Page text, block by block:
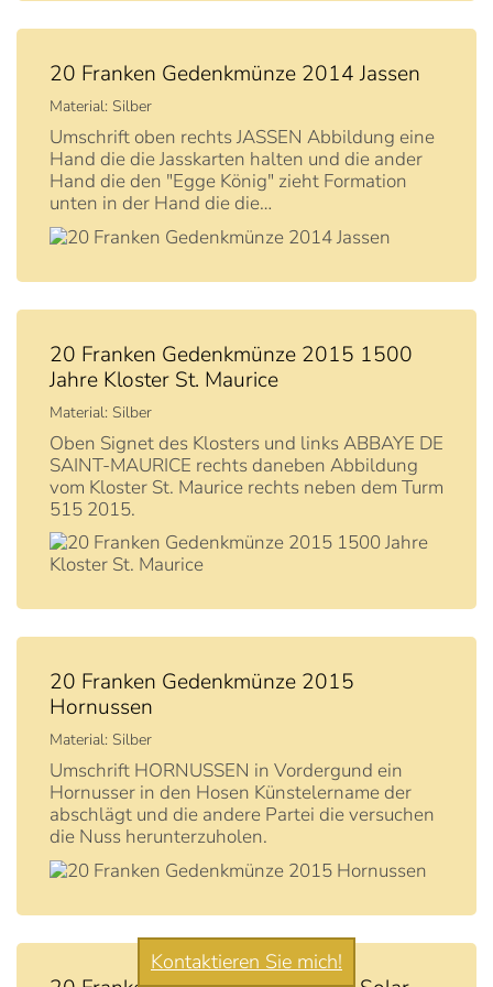
20 Franken Gedenkmünze 2014 Jassen
Material: Silber
Umschrift oben rechts JASSEN Abbildung eine
Hand die die Jasskarten halten und die ander
Hand die den "Egge König" zieht Formation
unten in der Hand die die…
20 Franken Gedenkmünze 2015 1500
Jahre Kloster St. Maurice
Material: Silber
Oben Signet des Klosters und links ABBAYE DE
SAINT-MAURICE rechts daneben Abbildung
vom Kloster St. Maurice rechts neben dem Turm
515 2015.
20 Franken Gedenkmünze 2015
Hornussen
Material: Silber
Umschrift HORNUSSEN in Vordergund ein
Hornusser in den Hosen Künstelername der
abschlägt und die andere Partei die versuchen
die Nuss herunterzuholen.
Kontaktieren Sie mich!